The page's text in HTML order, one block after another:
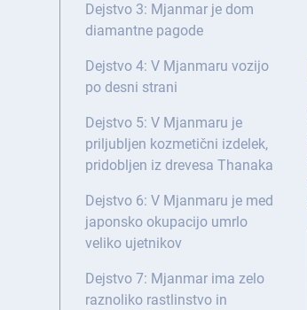
Dejstvo 3: Mjanmar je dom
diamantne pagode
Dejstvo 4: V Mjanmaru vozijo
po desni strani
Dejstvo 5: V Mjanmaru je
priljubljen kozmetični izdelek,
pridobljen iz drevesa Thanaka
Dejstvo 6: V Mjanmaru je med
japonsko okupacijo umrlo
veliko ujetnikov
Dejstvo 7: Mjanmar ima zelo
raznoliko rastlinstvo in